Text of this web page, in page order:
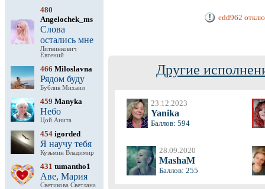
480
Angelochek_ms
Слова
остались мне
Литвинкович
Евгений
466 Miloslavna
Рядом буду
Бублик Михаил
459 Manyka
Небо
Цой Анита
454 igorded
Я научу тебя
Кузьмин Владимир
431 tumantho1
Аве, Мария
Светикова Светлана
edd962
Другие
23.12.2023
Yanika
Баллов: 594
28.09.2020
MashaM
Баллов: 255